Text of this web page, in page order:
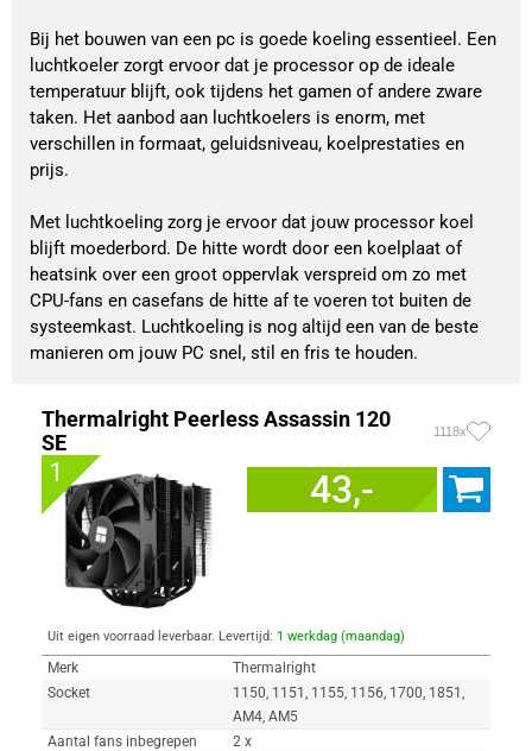
Bij het bouwen van een pc is goede koeling essentieel. Een
luchtkoeler zorgt ervoor dat je processor op de ideale
temperatuur blijft, ook tijdens het gamen of andere zware
taken. Het aanbod aan luchtkoelers is enorm, met
verschillen in formaat, geluidsniveau, koelprestaties en
prijs.
Met luchtkoeling zorg je ervoor dat jouw processor koel
blijft moederbord. De hitte wordt door een koelplaat of
heatsink over een groot oppervlak verspreid om zo met
CPU-fans en casefans de hitte af te voeren tot buiten de
systeemkast. Luchtkoeling is nog altijd een van de beste
manieren om jouw PC snel, stil en fris te houden.
Thermalright Peerless Assassin 120
SE
1118x
1 43,-
Uit eigen voorraad leverbaar. Levertijd: 1 werkdag (maandag)
Merk
Thermalright
Socket
1150, 1151, 1155, 1156, 1700, 1851,
AM4, AM5
Aantal fans inbegrepen
2 x